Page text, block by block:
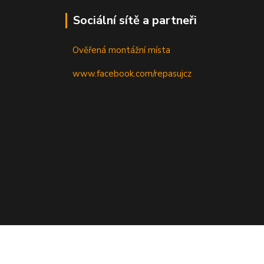
Sociální sítě a partneři
Ověřená montážní místa
www.facebook.com/repasujcz